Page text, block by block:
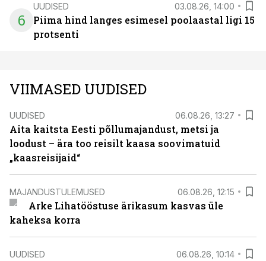
6
UUDISED 03.08.26, 14:00
Piima hind langes esimesel poolaastal ligi 15
protsenti
VIIMASED UUDISED
UUDISED 06.08.26, 13:27
Aita kaitsta Eesti põllumajandust, metsi ja
loodust – ära too reisilt kaasa soovimatuid
„kaasreisijaid“
MAJANDUSTULEMUSED 06.08.26, 12:15
Arke Lihatööstuse ärikasum kasvas üle
kaheksa korra
UUDISED 06.08.26, 10:14